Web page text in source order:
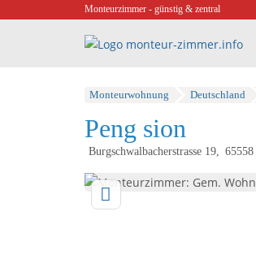
Monteurzimmer - günstig & zentral
Monteurwohnung Deutschland
Peng sion
Burgschwalbacherstrasse 19 65558